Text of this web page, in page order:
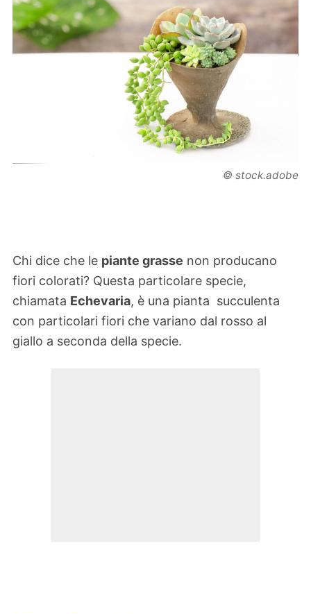
© stock.adobe
Chi dice che le piante grasse non producano
fiori colorati? Questa particolare specie,
chiamata Echevaria, è una pianta succulenta
con particolari fiori che variano dal rosso al
giallo a seconda della specie.